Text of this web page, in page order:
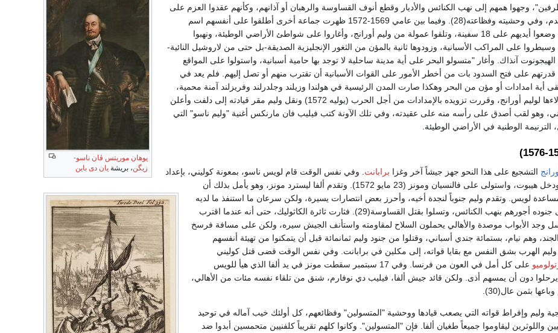
يوهان موريتس ڤان ناسو-
زيگن، بريشة يان دى باين
وجهوا همهم إلى نهب الكنائس والأديار وقطع أنوف القساوسة والرهبان أو آذانهم، وكأنهم عقدوا العزم على
مباراة "مجلس الدم، وفي وحشيته وفظاعته(28). وفيما بين عامي 1569-1572 ظهرت جماعة أخرى أطلقوا على أنفسهم اسم
"متسولي البحر"، وضعوا أيديهم على 18 سفينة، وتلقوا عمولة من وليم أورانج، وأغاروا على شواطئ الأراضي الوطيئة، ونهبوا
وسيطروا على المراكب الأسبانية، وزودوها ثانية بالمؤن من الثغور الإنجليزية الصديقة-بل حتى من لاروشيل النائية-
آنذاك. وأغار "متسولو البحر على أية مدينة ساحلية لا توجد بها حامية أسبانية، واستولوا على المواقع
على فتح السدود بات من أخطر الأمور على القوات الأسبانية أن تقترب منهم أو تصل إليهم. فلم يعد في
أية امدادات أو مؤن من البحر وهكذا صارت المدن الرئيسية في هولندا وزيلند وجلدرلند وفريزلند آمنة محمية،
ومن ثم قدمت ولاءها لوليم أورانج، وقررت تزويده بالإمدادات من أجل الحرب (يوليه 1572) ونقل وليم مقر قيادته إلى دلفت وأعلن
وهو لقب أصدق على رأسه منه على عقيدته، وفي تلك الآونة كتب فيليب فان مارنكس أغنية "وليم ناسو" التي
الترنيمة الوطنية في الأراضي الوطيئة.
التشجيع على هذا النحو جهز جيشاً آخر وغزا برابانت . وفي نفس الوقت قام لويس ناسو، بمعونة كوليني، بإعداد
قوة في فرنسا، ودخل هيبوت، واستولى على فالنسيان ومونز (23 مايو 1572). وتقدم ألفا ليسترد مونز، وهو يأمل بذلك أن
لويس. وتقدم وليم جنوباً لنجدة أخيه، وأحرز بعض انتصارات يسيرة، ولكن سرعان ما استنفذ ما لديه
من مال، فتقاضى جنوده أجورهم بنهب الكنائس، وتسلوا بقتل القساوسة(29). فثارت ثائرة الكاثوليك، حتى أنه عندما اقترب
وجد الأبواب موصدة والأهالي يحملون السلاح لمقاومته واستأنف الجيش سيره، ولكن على مسافة فرسخ
وهم نيام، بستمائة جندي أسباني، وقتلوا من جنود وليم ثمانمائة قبل أن يتمكنوا من تهيئة أنفسهم
وليم الهرب بشق النفس مع بقايا قواته، إلى مكلين في برابانت. وفي نفس الوقت قضى قتل كوليني
على كل أمل في العون من فرنسا. وفي 17 سبتمبر سقطت مونز في يد ألفا الذي هيأ للويس
دون أن يمسهم أذى. ولكن قائد جيش ألفا، فيليب دي نوفارم، شنق من تلقاء نفسه مئات من الأهالي،
بثمن عال(30).
وليم وإفراط قواته التي يصعب قيادها ووحشية "المتسولين" وفظائعهم، كل أولئك خيب آماله في توحيد
واللوثرين ليقاوموا جميعاً طغيان ألفا. فإن "المتسولين". وكانوا كلهم تقريباً كلفنيين متحمسين أبدوا ضد